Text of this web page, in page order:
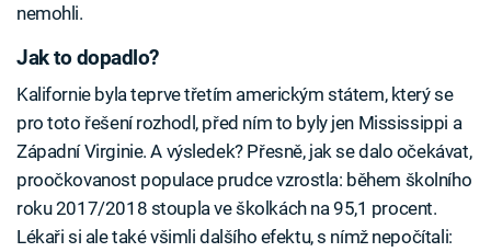
nemohli.
Jak to dopadlo?
Kalifornie byla teprve třetím americkým státem, který se
pro toto řešení rozhodl, před ním to byly jen Mississippi a
Západní Virginie. A výsledek? Přesně, jak se dalo očekávat,
proočkovanost populace prudce vzrostla: během školního
roku 2017/2018 stoupla ve školkách na 95,1 procent.
Lékaři si ale také všimli dalšího efektu, s nímž nepočítali: